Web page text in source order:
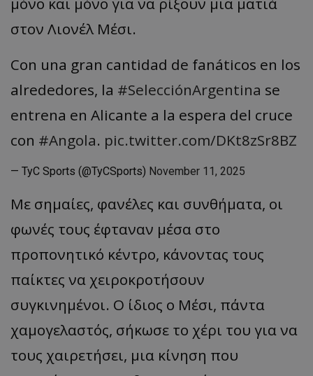
στον Λιονέλ Μέσι.
Con una gran cantidad de fanáticos en los
alrededores, la #SelecciónArgentina se
entrena en Alicante a la espera del cruce
con #Angola. pic.twitter.com/DKt8zSr8BZ
— TyC Sports (@TyCSports) November 11, 2025
Με σημαίες, φανέλες και συνθήματα, οι
φωνές τους έφταναν μέσα στο
προπονητικό κέντρο, κάνοντας τους
παίκτες να χειροκροτήσουν
συγκινημένοι. Ο ίδιος ο Μέσι, πάντα
χαμογελαστός, σήκωσε το χέρι του για να
τους χαιρετήσει, μια κίνηση που